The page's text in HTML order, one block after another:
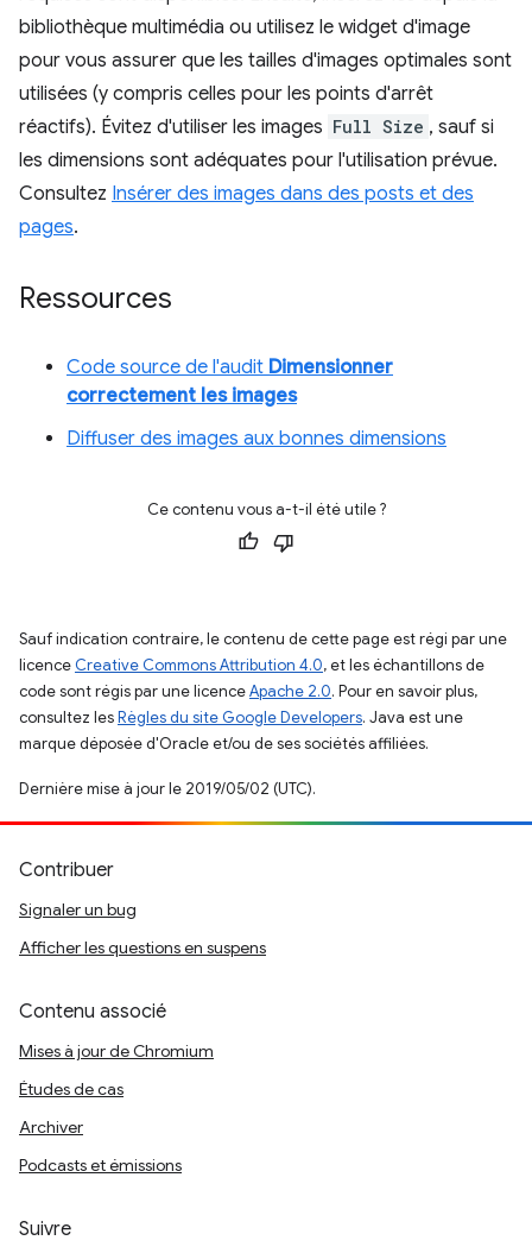
bibliothèque multimédia ou utilisez le widget d'image
pour vous assurer que les tailles d'images optimales sont
utilisées (y compris celles pour les points d'arrêt
réactifs). Évitez d'utiliser les images Full Size , sauf si
les dimensions sont adéquates pour l'utilisation prévue.
Consultez Insérer des images dans des posts et des
pages.
Ressources
Code source de l'audit Dimensionner
correctement les images
Diffuser des images aux bonnes dimensions
Ce contenu vous a-t-il été utile ?
Sauf indication contraire, le contenu de cette page est régi par une
licence Creative Commons Attribution 4.0, et les échantillons de
code sont régis par une licenceApache 2.0. Pour en savoir plus,
consultez lesRègles du site Google Developers. Java est une
marque déposée d'Oracle et/ou de ses sociétés affiliées.
Dernière mise à jour le 2019/05/02 (UTC).
Contribuer
Signaler un bug
Afficher les questions en suspens
Contenu associé
Mises à jour de Chromium
Études de cas
Archiver
Podcasts et émissions
Suivre